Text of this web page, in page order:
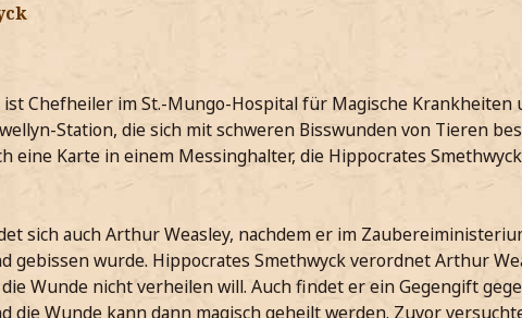
Chefheiler im St.-Mungo-Hospital für Magische Krankheiten
Station, die sich mit schweren Bisswunden von Tieren
eine Karte in einem Messinghalter, die Hippocrates
sich auch Arthur Weasley, nachdem er im
gebissen wurde. Hippocrates Smethwyck verordnet Arthur
Wunde nicht verheilen will. Auch findet er ein Gegengift
die Wunde kann dann magisch geheilt werden. Zuvor